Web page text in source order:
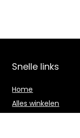
Snelle links
Home
Alles winkelen